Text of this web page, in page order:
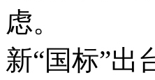
虑。
新“国标”出